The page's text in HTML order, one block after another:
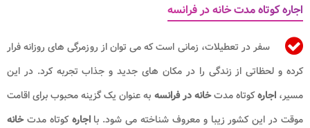
اجاره کوتاه مدت خانه در فرانسه
سفر در تعطیلات، زمانی است که می توان از روزمرگی های روزانه فرار
کرده و لحظاتی از زندگی را در مکان های جدید و جذاب تجربه کرد. در این
مسیر،اجارهکوتاه مدتخانه در فرانسه به عنوان یک گزینه محبوب برای اقامت
موقت در این کشور زیبا و معروف شناخته می شود. بااجارهکوتاه مدتخانه